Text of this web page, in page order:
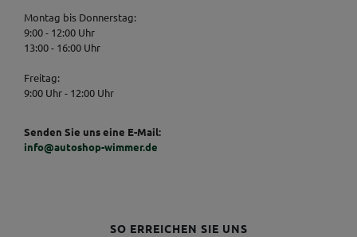
Montag bis Donnerstag:
9:00 - 12:00 Uhr
13:00 - 16:00 Uhr
Freitag:
9:00 Uhr - 12:00 Uhr
Senden Sie uns eine E-Mail:
info@autoshop-wimmer.de
SO ERREICHEN SIE UNS